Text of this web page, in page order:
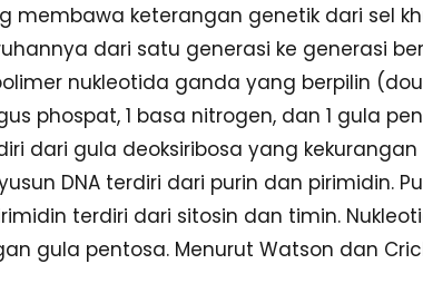
membawa keterangan genetik dari sel
dari satu generasi ke generasi
nukleotida ganda yang berpilin
phospat, 1 basa nitrogen, dan 1 gula
dari gula deoksiribosa yang
DNA terdiri dari purin dan pirimidin.
terdiri dari sitosin dan timin.
gula pentosa. Menurut Watson dan